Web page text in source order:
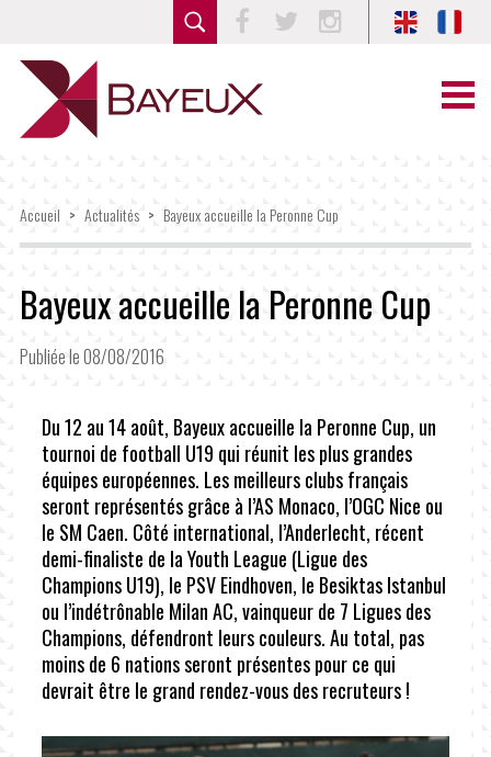
Accueil > Actualités > Bayeux accueille la Peronne Cup
Bayeux accueille la Peronne Cup
Publiée le 08/08/2016
Du 12 au 14 août, Bayeux accueille la Peronne Cup, un
tournoi de football U19 qui réunit les plus grandes
équipes européennes. Les meilleurs clubs français
seront représentés grâce à l’AS Monaco, l’OGC Nice ou
le SM Caen. Côté international, l’Anderlecht, récent
demi-finaliste de la Youth League (Ligue des
Champions U19), le PSV Eindhoven, le Besiktas Istanbul
ou l’indétrônable Milan AC, vainqueur de 7 Ligues des
Champions, défendront leurs couleurs. Au total, pas
moins de 6 nations seront présentes pour ce qui
devrait être le grand rendez-vous des recruteurs !